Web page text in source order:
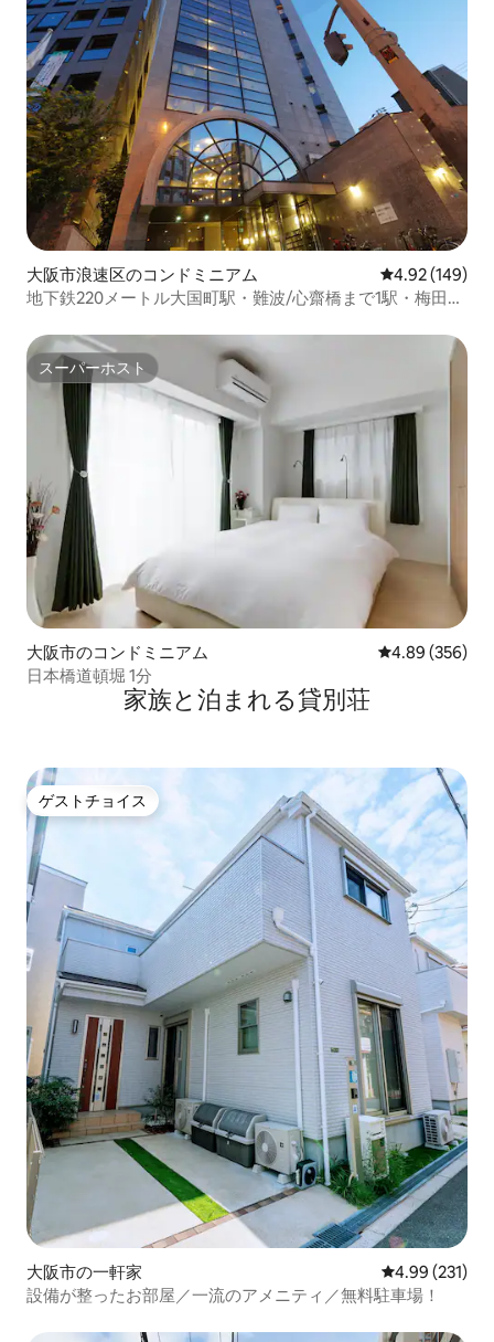
大阪市浪速区のコンドミニアム レビュー149
4.92 (149)
地下鉄220メートル大国町駅・難波/心齋橋まで1駅・梅田ま
スーパーホスト
スーパーホスト
大阪市のコンドミニアム レビュー356
4.89 (356)
日本橋道頓堀 1分
家族と泊まれる貸別荘
ゲストチョイス
ゲストチョイス
大阪市の一軒家 レビュー231
4.99 (231)
設備が整ったお部屋／一流のアメニティ／無料駐車場！